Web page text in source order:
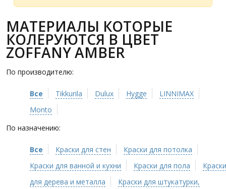
МАТЕРИАЛЫ КОТОРЫЕ
КОЛЕРУЮТСЯ В ЦВЕТ
ZOFFANY AMBER
По производителю:
Все Tikkurila Dulux Hygge
LINNIMAX
Monto
По назначению:
Все Краски для стен
Краски для потолка
Краски для ванной и кухни
Краски для пола
Краски
для дерева и металла
Краски для штукатурки,